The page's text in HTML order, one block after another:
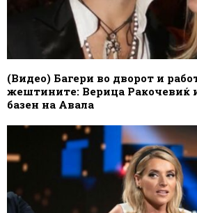
(Видео) Багери во дворот и
жештините: Верица Ракочевиќ
базен на Авала